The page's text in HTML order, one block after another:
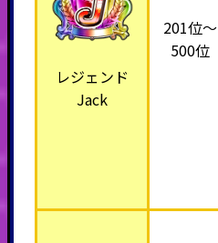
レジェンド
Jack
201位～
500位